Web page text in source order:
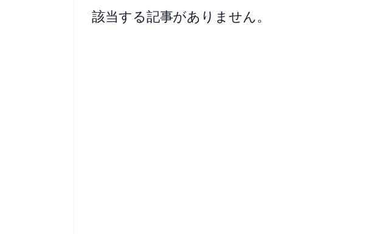
該当する記事がありません。